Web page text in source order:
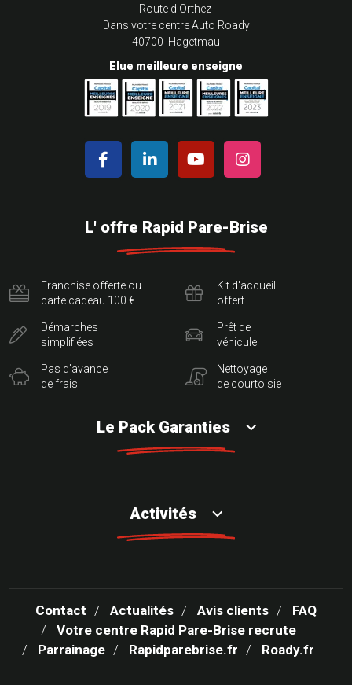
Route d'Orthez
Dans votre centre Auto Roady
40700 Hagetmau
Elue meilleure enseigne
L' offre Rapid Pare-Brise
Franchise offerte ou
carte cadeau 100 €
Démarches
simplifiées
Pas d'avance
de frais
Kit d'accueil
offert
Prêt de
véhicule
Nettoyage
de courtoisie
Le Pack Garanties
Activités
Contact Actualités Avis clients
FAQ
Votre centre Rapid Pare-Brise recrute
Parrainage
Rapidparebrise.fr Roady.fr